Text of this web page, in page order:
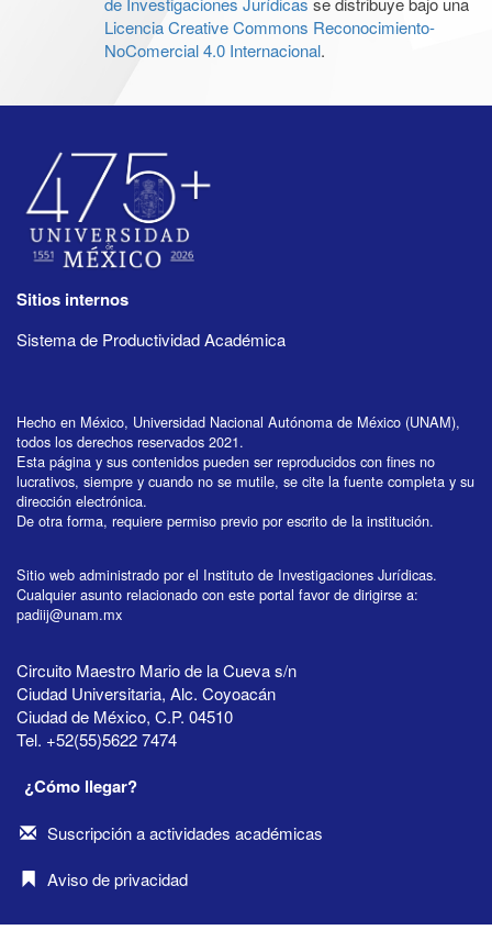
Licencia Creative Commons Reconocimiento-
NoComercial 4.0 Internacional.
Sitios internos
Sistema de Productividad Académica
Hecho en México, Universidad Nacional Autónoma de México (UNAM),
todos los derechos reservados 2021.
Esta página y sus contenidos pueden ser reproducidos con fines no
lucrativos, siempre y cuando no se mutile, se cite la fuente completa y su
dirección electrónica.
De otra forma, requiere permiso previo por escrito de la institución.
Sitio web administrado por el Instituto de Investigaciones Jurídicas.
Cualquier asunto relacionado con este portal favor de dirigirse a:
padiij@unam.mx
Circuito Maestro Mario de la Cueva s/n
Ciudad Universitaria, Alc. Coyoacán
Ciudad de México, C.P. 04510
Tel. +52(55)5622 7474
¿Cómo llegar?
Suscripción a actividades académicas
Aviso de privacidad